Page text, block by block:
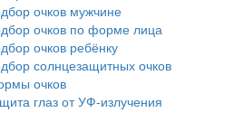
очков мужчине
очков по форме лица
очков ребёнку
солнцезащитных очков
очков
глаз от УФ-излучения